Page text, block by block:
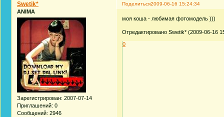
Поделиться2009-06-16 15:24:34
Swetik*
ANIMA
Зарегистрирован: 2007-07-14
Приглашений: 0
Сообщений: 2946
моя коша - любимая фотомодель )))
Отредактировано Swetik* (2009-06-16
0